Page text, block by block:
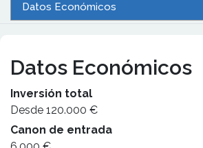
Datos Económicos
Datos Económicos
Inversión total
Desde 120.000 €
Canon de entrada